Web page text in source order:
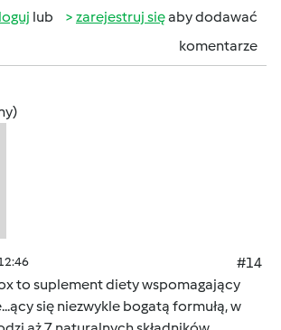
lub zarejestruj sięaby dodawać
komentarze
#14
to suplement diety wspomagający
się niezwykle bogatą formułą, w